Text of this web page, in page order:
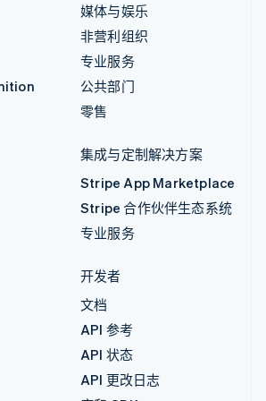
媒体与娱乐
非营利组织
专业服务
公共部门
零售
集成与定制解决方案
Stripe App Marketplace
Stripe 合作伙伴生态系统
专业服务
开发者
文档
API 参考
API 状态
API 更改日志